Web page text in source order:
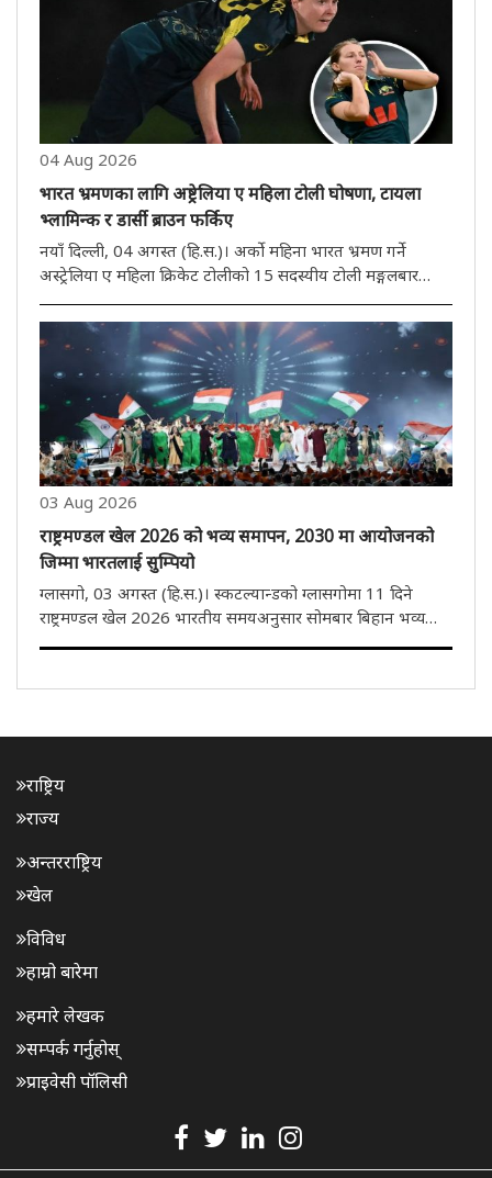
04 Aug 2026
भारत भ्रमणका लागि अष्ट्रेलिया ए महिला टोली घोषणा, टायला
भ्लामिन्क र डार्सी ब्राउन फर्किए
नयाँ दिल्ली, 04 अगस्त (हि.स.)। अर्को महिना भारत भ्रमण गर्ने
अस्ट्रेलिया ए महिला क्रिकेट टोलीको 15 सदस्यीय टोली मङ्गलबार
ब्राउनले टोलीको पेस आक्रमणको नेतृत्व गर्नेछन्। यो भ्रमण तीन
हप्तास..
03 Aug 2026
राष्ट्रमण्डल खेल 2026 को भव्य समापन, 2030 मा आयोजनको
जिम्मा भारतलाई सुम्पियो
ग्लासगो, 03 अगस्त (हि.स.)। स्कटल्यान्डको ग्लासगोमा 11 दिने
राष्ट्रमण्डल खेल 2026 भारतीय समयअनुसार सोमबार बिहान भव्य
छ। समापन..
राष्ट्रिय
राज्य
अन्तरराष्ट्रिय
खेल
विविध
हाम्रो बारेमा
हमारे लेखक
सम्पर्क गर्नुहोस्
प्राइवेसी पॉलिसी